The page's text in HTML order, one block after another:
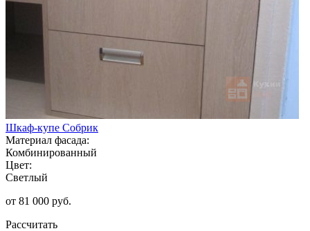
Шкаф-купе Собрик
Материал фасада:
Комбинированный
Цвет:
Светлый
от 81 000 руб.
Рассчитать